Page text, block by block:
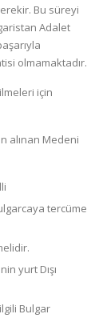
Bu süreyi
Adalet
olmamaktadır.
için
alınan Medeni
tercüme
yurt Dışı
Bulgar